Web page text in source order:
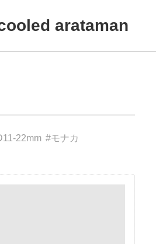
arataman
22mm #モナカ